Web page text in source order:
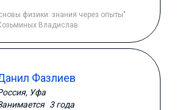
физики: знания через опыты"
Владислав
Фазлиев
Уфа
3 года